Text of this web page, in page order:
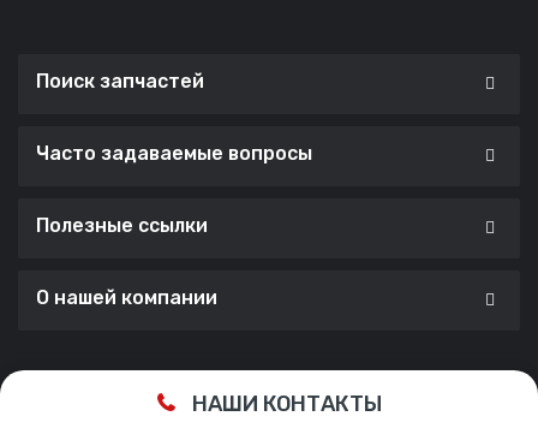
Поиск запчастей
Часто задаваемые вопросы
Полезные ссылки
О нашей компании
Сделано с ❤️ вCherry Lab Agency
НАШИ КОНТАКТЫ